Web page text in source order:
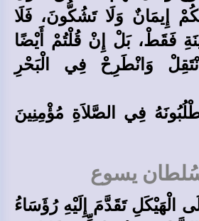
إِيمَانٌ وَلَا تَشُكُّونَ، فَلَا
فَقَطْ، بَلْ إِنْ قُلْتُمْ أَيْضًا
وَانْطَرِحْ فِي الْبَحْرِ
فِي الصَّلاَةِ مُؤْمِنِينَ
يسوع
الْهَيْكَلِ تَقَدَّمَ إِلَيْهِ رُؤَسَاءُ